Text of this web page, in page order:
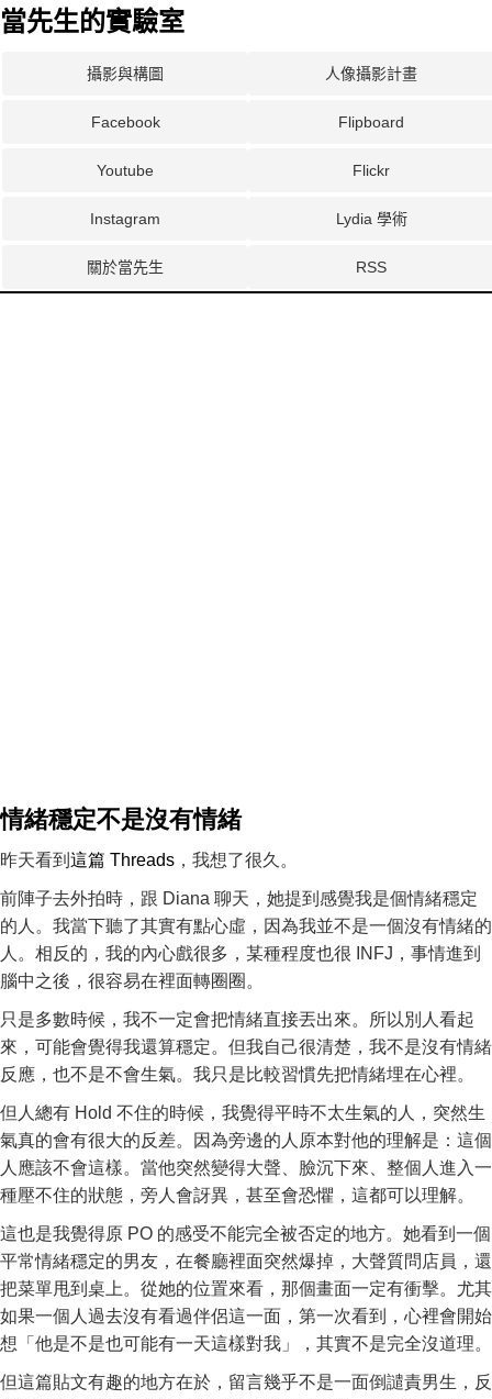
當先生的實驗室
攝影與構圖 人像攝影計畫
Facebook Flipboard
Youtube Flickr
Instagram Lydia 學術
關於當先生 RSS
情緒穩定不是沒有情緒
昨天看到 這篇 Threads ，我想了很久。
前陣子去外拍時，跟 Diana 聊天，她提到感覺我是個情緒穩定
的人。我當下聽了其實有點心虛，因為我並不是一個沒有情緒的
人。相反的，我的內心戲很多，某種程度也很 INFJ，事情進到
腦中之後，很容易在裡面轉圈圈。
只是多數時候，我不一定會把情緒直接丟出來。所以別人看起
來，可能會覺得我還算穩定。但我自己很清楚，我不是沒有情緒
反應，也不是不會生氣。我只是比較習慣先把情緒埋在心裡。
但人總有 Hold 不住的時候，我覺得平時不太生氣的人，突然生
氣真的會有很大的反差。因為旁邊的人原本對他的理解是：這個
人應該不會這樣。當他突然變得大聲、臉沉下來、整個人進入一
種壓不住的狀態，旁人會訝異，甚至會恐懼，這都可以理解。
這也是我覺得原 PO 的感受不能完全被否定的地方。她看到一個
平常情緒穩定的男友，在餐廳裡面突然爆掉，大聲質問店員，還
把菜單甩到桌上。從她的位置來看，那個畫面一定有衝擊。尤其
如果一個人過去沒有看過伴侶這一面，第一次看到，心裡會開始
想「他是不是也可能有一天這樣對我」，其實不是完全沒道理。
但這篇貼文有趣的地方在於，留言幾乎不是一面倒譴責男生，反